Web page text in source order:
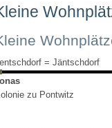
= Jäntschdorf
zu Pontwitz